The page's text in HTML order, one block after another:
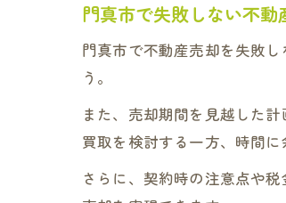
門真市で失敗しない不動
門真市で不動産売却を失敗
う。
また、売却期間を見越した
買取を検討する一方、時間
さらに、契約時の注意点や